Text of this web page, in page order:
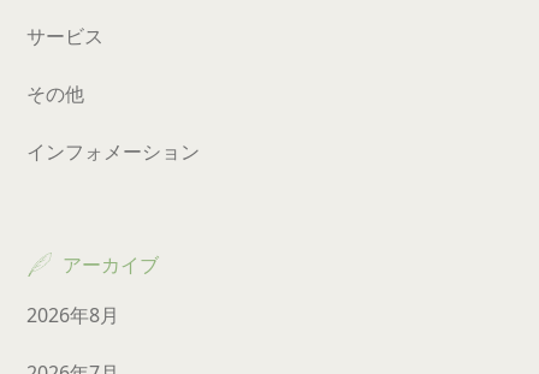
サービス
その他
インフォメーション
アーカイブ
2026年8月